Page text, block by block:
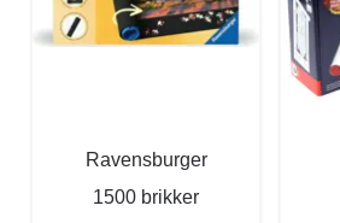
Ravensburger
1500 brikker